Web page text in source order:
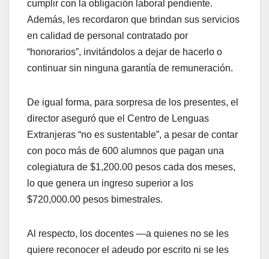
cumplir con la obligación laboral pendiente.
Además, les recordaron que brindan sus servicios
en calidad de personal contratado por
“honorarios”, invitándolos a dejar de hacerlo o
continuar sin ninguna garantía de remuneración.
De igual forma, para sorpresa de los presentes, el
director aseguró que el Centro de Lenguas
Extranjeras “no es sustentable”, a pesar de contar
con poco más de 600 alumnos que pagan una
colegiatura de $1,200.00 pesos cada dos meses,
lo que genera un ingreso superior a los
$720,000.00 pesos bimestrales.
Al respecto, los docentes —a quienes no se les
quiere reconocer el adeudo por escrito ni se les